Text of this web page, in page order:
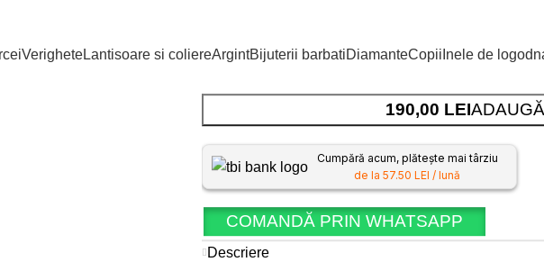
VerigheteLantisoare si coliereArgintBijuterii barbatiDiamanteCopii Inele de
Tabel mărimi
1 în stoc
190,00 LEI
Cumpără acum, plătește mai târziu
de la 57.50 LEI / lună
COMANDĂ PRIN WHATSAPP
Descriere